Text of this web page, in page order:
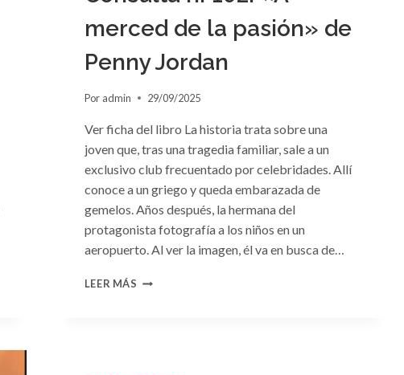
merced de la pasión» de
Penny Jordan
Por admin 29/09/2025
Ver ficha del libro La historia trata sobre una
joven que, tras una tragedia familiar, sale a un
exclusivo club frecuentado por celebridades. Allí
conoce a un griego y queda embarazada de
gemelos. Años después, la hermana del
protagonista fotografía a los niños en un
aeropuerto. Al ver la imagen, él va en busca de…
LEER MÁS CONSULTA